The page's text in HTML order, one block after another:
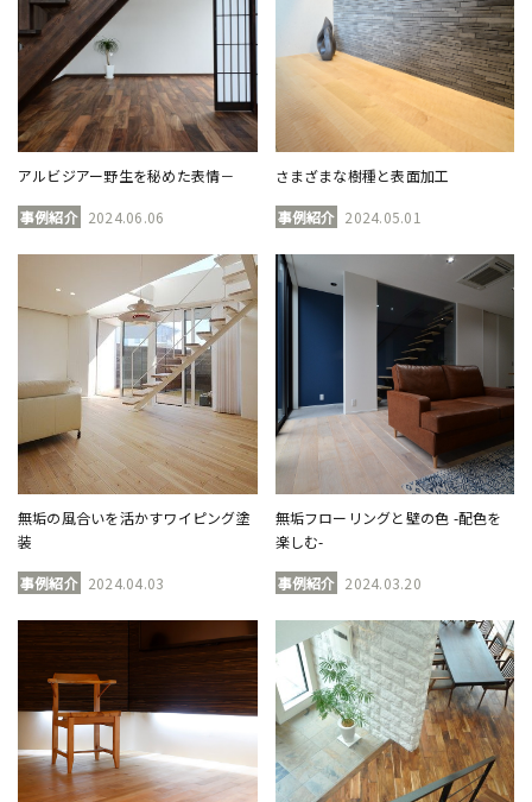
アルビジアー野生を秘めた表情－
事例紹介 2024.06.06
さまざまな樹種と表面加工
事例紹介 2024.05.01
無垢の風合いを活かすワイピング塗
装
事例紹介 2024.04.03
無垢フローリングと壁の色 -配色を
楽しむ-
事例紹介 2024.03.20